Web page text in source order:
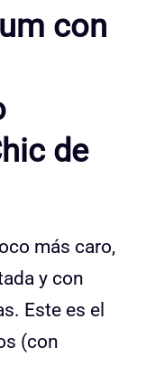
con
de
más caro,
y con
Este es el
(con